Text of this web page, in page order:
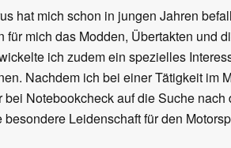
hat mich schon in jungen Jahren
für mich das Modden, Übertakten und
ich zudem ein spezielles
Nachdem ich bei einer Tätigkeit im
Notebookcheck auf die Suche
Leidenschaft für den